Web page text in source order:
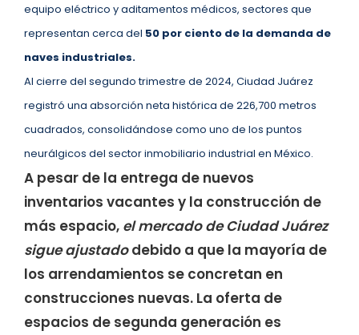
equipo eléctrico y aditamentos médicos, sectores que
representan cerca del 50 por ciento de la demanda de
naves industriales.
Al cierre del segundo trimestre de 2024, Ciudad Juárez
registró una absorción neta histórica de 226,700 metros
cuadrados, consolidándose como uno de los puntos
neurálgicos del sector inmobiliario industrial en México.
A pesar de la entrega de nuevos
inventarios vacantes y la construcción de
más espacio, el mercado de Ciudad Juárez
sigue ajustadodebido a que la mayoría de
los arrendamientos se concretan en
construcciones nuevas. La oferta de
espacios de segunda generación es